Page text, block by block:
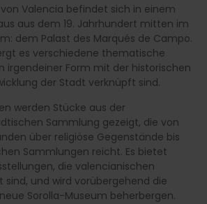
Valencia befindet sich in einem
aus dem 19. Jahrhundert mitten im
dem Palast des Marqués de Campo.
es verschiedene thematische
irgendeiner Form mit der historischen
der Stadt verknüpft sind.
werden Stücke aus der
Sammlung gezeigt, die von
über religiöse Gegenstände bis
Sammlungen reicht. Es bietet
die valencianischen
sind, und wird vorübergehend die
Sorolla-Museum beherbergen.